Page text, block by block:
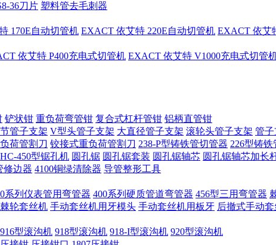
36刀片 塑料管去毛刺器
170E自动切管机 EXACT 依艾特 220E自动切管机 EXACT 依艾
依艾特 P400充电式切管机 EXACT 依艾特 V1000充电式切管
铲状钳 重负荷弯管钳 复合式杠杆管钳 铝柄直管钳
管子支架 V型头管子支架 大直径管子支架 滚轮头管子支架 管
荷管割刀 铰接式重负荷管割刀 238-P型铸铁管切管器 226型铸
HC-450型锯孔机 圆孔锯 圆孔锯套装 圆孔锯轴芯 圆孔锯轴芯加长
修边器 4100铜绿清除器 导管整形工具
系列仪表管用弯管器 400系列硬质管道弯管器 456型三用弯管器
轮套丝机 手动套丝机用牙模头 手动套丝机用板牙 后撤式手动
916型滚沟机 918型滚沟机 918-I型滚沟机 920型滚沟机